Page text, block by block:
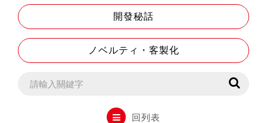
書寫筆
Sterling
開發秘話
ノベルティ・客製化
回列表